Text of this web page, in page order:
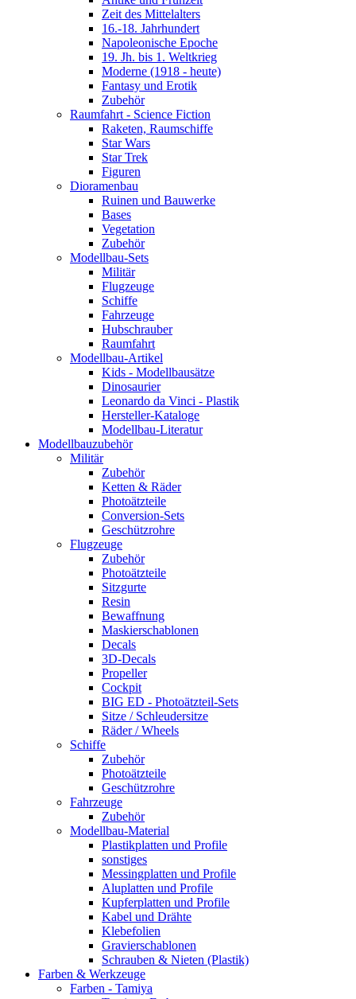
Zeit des Mittelalters
16.-18. Jahrhundert
Napoleonische Epoche
19. Jh. bis 1. Weltkrieg
Moderne (1918 - heute)
Fantasy und Erotik
Zubehör
Raumfahrt - Science Fiction
Raketen, Raumschiffe
Star Wars
Star Trek
Figuren
Dioramenbau
Ruinen und Bauwerke
Bases
Vegetation
Zubehör
Modellbau-Sets
Militär
Flugzeuge
Schiffe
Fahrzeuge
Hubschrauber
Raumfahrt
Modellbau-Artikel
Kids - Modellbausätze
Dinosaurier
Leonardo da Vinci - Plastik
Hersteller-Kataloge
Modellbau-Literatur
Modellbauzubehör
Militär
Zubehör
Ketten & Räder
Photoätzteile
Conversion-Sets
Geschützrohre
Flugzeuge
Zubehör
Photoätzteile
Sitzgurte
Resin
Bewaffnung
Maskierschablonen
Decals
3D-Decals
Propeller
Cockpit
BIG ED - Photoätzteil-Sets
Sitze / Schleudersitze
Räder / Wheels
Schiffe
Zubehör
Photoätzteile
Geschützrohre
Fahrzeuge
Zubehör
Modellbau-Material
Plastikplatten und Profile
sonstiges
Messingplatten und Profile
Aluplatten und Profile
Kupferplatten und Profile
Kabel und Drähte
Klebefolien
Gravierschablonen
Schrauben & Nieten (Plastik)
Farben & Werkzeuge
Farben - Tamiya